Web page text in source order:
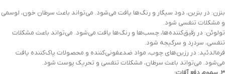
بنزن: در بنزین، دود سیگار و رنگ‌ها یافت می‌شود. می‌تواند باعث سرطان خون، لوسمی
و مشکلات تنفسی شود.
تولوئن: در رقیق‌کننده‌ها، چسب‌ها و رنگ‌ها یافت می‌شود. می‌تواند باعث مشکلات
تنفسی، سردرد و سرگیجه شود.
فرمالدئید: در رزین‌های چوب، مواد ضدعفونی‌کننده و محصولات پاک‌کننده یافت
می‌شود. می‌تواند باعث سرطان، مشکلات تنفسی و تحریک پوست شود.